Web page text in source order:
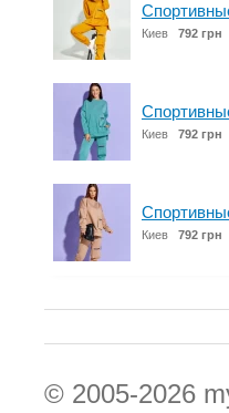
Киев 792 грн
Киев 792 грн
Киев 792 грн
© 2005-2026